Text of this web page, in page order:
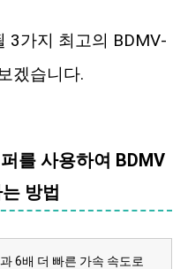
3가지 최고의 BDMV-
겠습니다.
를 사용하여 BDMV
방법
6배 더 빠른 가속 속도로